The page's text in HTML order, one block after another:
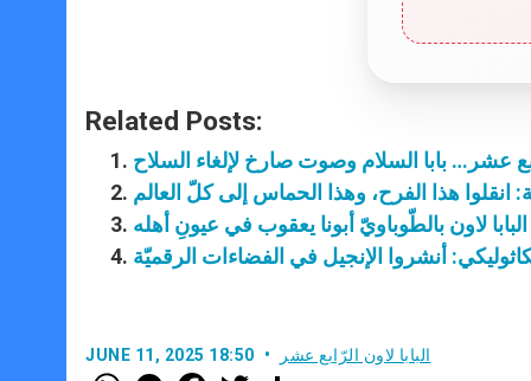
Related Posts:
عشر… بابا السلام وصوت صارخ لإلغاء السلاح
انقلوا هذا الفرح، وهذا الحماس إلى كلّ العالم
البابا لاون بالطّوباويّ أبونا يعقوب في عيونِ أهله
الكاثوليكي: أنشروا الإنجيل في الفضاءات الرقميّة
JUNE 11, 2025 18:50 البابا لاون الرّابع عشر